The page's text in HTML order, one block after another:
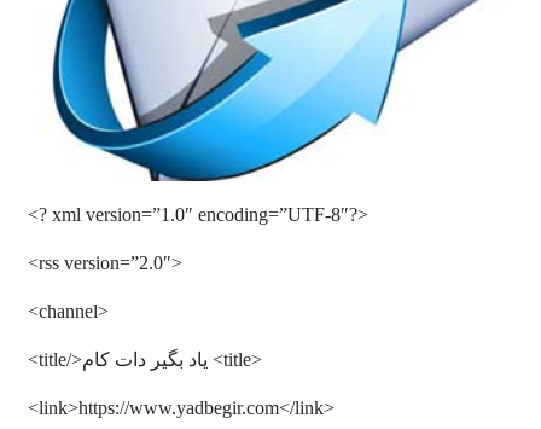
<?xml version=”1.0″ encoding=”UTF-8″ ?>
<rss version=”2.0″>
<channel>
<title> یاد بگیر دات کام</title>
<link>https://www.yadbegir.com</link>